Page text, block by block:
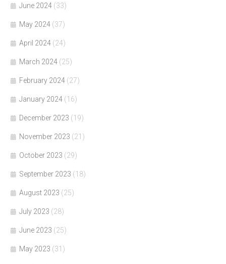
June 2024 (33)
May 2024 (37)
April 2024 (24)
March 2024 (25)
February 2024 (27)
January 2024 (16)
December 2023 (19)
November 2023 (21)
October 2023 (29)
September 2023 (18)
August 2023 (25)
July 2023 (28)
June 2023 (25)
May 2023 (31)